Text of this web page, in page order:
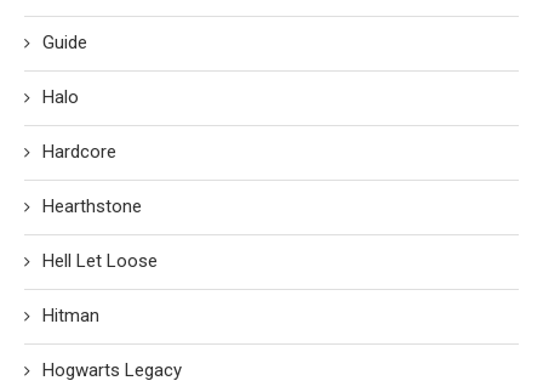
Guide
Halo
Hardcore
Hearthstone
Hell Let Loose
Hitman
Hogwarts Legacy